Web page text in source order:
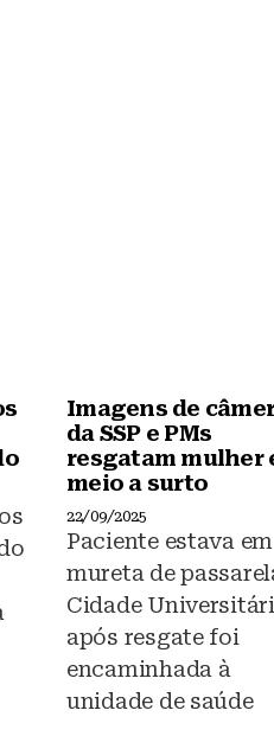
Imagens de
da SSP e PMs
resgatam mulher
meio a surto
22/09/2025
Paciente estava em
mureta de
Cidade
após resgate foi
encaminhada à
unidade de saúde